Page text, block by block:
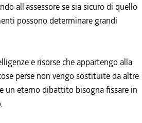
all'assessore se sia sicuro di quello
possono determinare grandi
e risorse che appartengo alla
perse non vengo sostituite da altre
un eterno dibattito bisogna fissare in